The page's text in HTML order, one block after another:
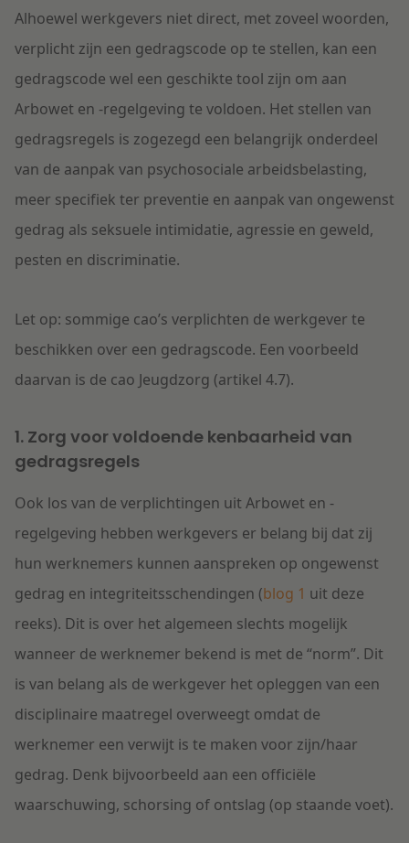
Alhoewel werkgevers niet direct, met zoveel woorden,
verplicht zijn een gedragscode op te stellen, kan een
gedragscode wel een geschikte tool zijn om aan
Arbowet en -regelgeving te voldoen. Het stellen van
gedragsregels is zogezegd een belangrijk onderdeel
van de aanpak van psychosociale arbeidsbelasting,
meer specifiek ter preventie en aanpak van ongewenst
gedrag als seksuele intimidatie, agressie en geweld,
pesten en discriminatie.
Let op: sommige cao’s verplichten de werkgever te
beschikken over een gedragscode. Een voorbeeld
daarvan is de cao Jeugdzorg (artikel 4.7).
1. Zorg voor voldoende kenbaarheid van
gedragsregels
Ook los van de verplichtingen uit Arbowet en -
regelgeving hebben werkgevers er belang bij dat zij
hun werknemers kunnen aanspreken op ongewenst
gedrag en integriteitsschendingen (blog 1 uit deze
reeks). Dit is over het algemeen slechts mogelijk
wanneer de werknemer bekend is met de “norm”. Dit
is van belang als de werkgever het opleggen van een
disciplinaire maatregel overweegt omdat de
werknemer een verwijt is te maken voor zijn/haar
gedrag. Denk bijvoorbeeld aan een officiële
waarschuwing, schorsing of ontslag (op staande voet).